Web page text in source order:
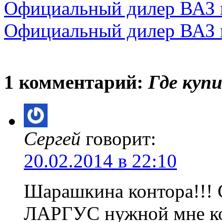
Официальный дилер ВАЗ
Официальный дилер ВАЗ
1 комментарий: Где
Сергей говорит:
20.02.2014 в 22:10
Шарашкина контора!!!
ЛАРГУС нужной мне